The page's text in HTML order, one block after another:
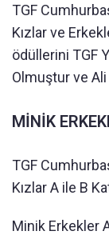
TGF
Kızlar ve
ödüllerini TGF
Olmuştur ve
MİNİK
TGF
Kızlar A ile B
Minik Erkekler